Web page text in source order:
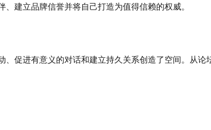
建立品牌信誉并将自己打造为值得信赖的权威。
促进有意义的对话和建立持久关系创造了空间。从